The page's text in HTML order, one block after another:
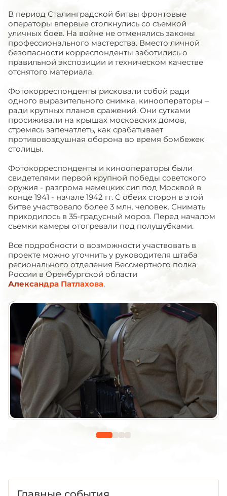
В период Сталинградской битвы фронтовые
операторы впервые столкнулись со съемкой
уличных боев. На войне не отменялись законы
профессионального мастерства. Вместо личной
безопасности корреспонденты заботились о
правильной экспозиции и техническом качестве
отснятого материала.
Фотокорреспонденты рисковали собой ради
одного выразительного снимка, кинооператоры –
ради крупных планов сражений. Они сутками
просиживали на крышах московских домов,
стремясь запечатлеть, как срабатывает
противовоздушная оборона во время бомбежек
столицы.
Фотокорреспонденты и кинооператоры были
свидетелями первой крупной победы советского
оружия - разгрома немецких сил под Москвой в
конце 1941 - начале 1942 гг. С обеих сторон в этой
битве участвовало более 3 млн. человек. Снимать
приходилось в 35-градусный мороз. Перед началом
съемки камеры отогревали под полушубками.
Все подробности о возможности участвовать в
проекте можно уточнить у руководителя штаба
регионального отделения Бессмертного полка
России в Оренбургской области
Александра Патлахова.